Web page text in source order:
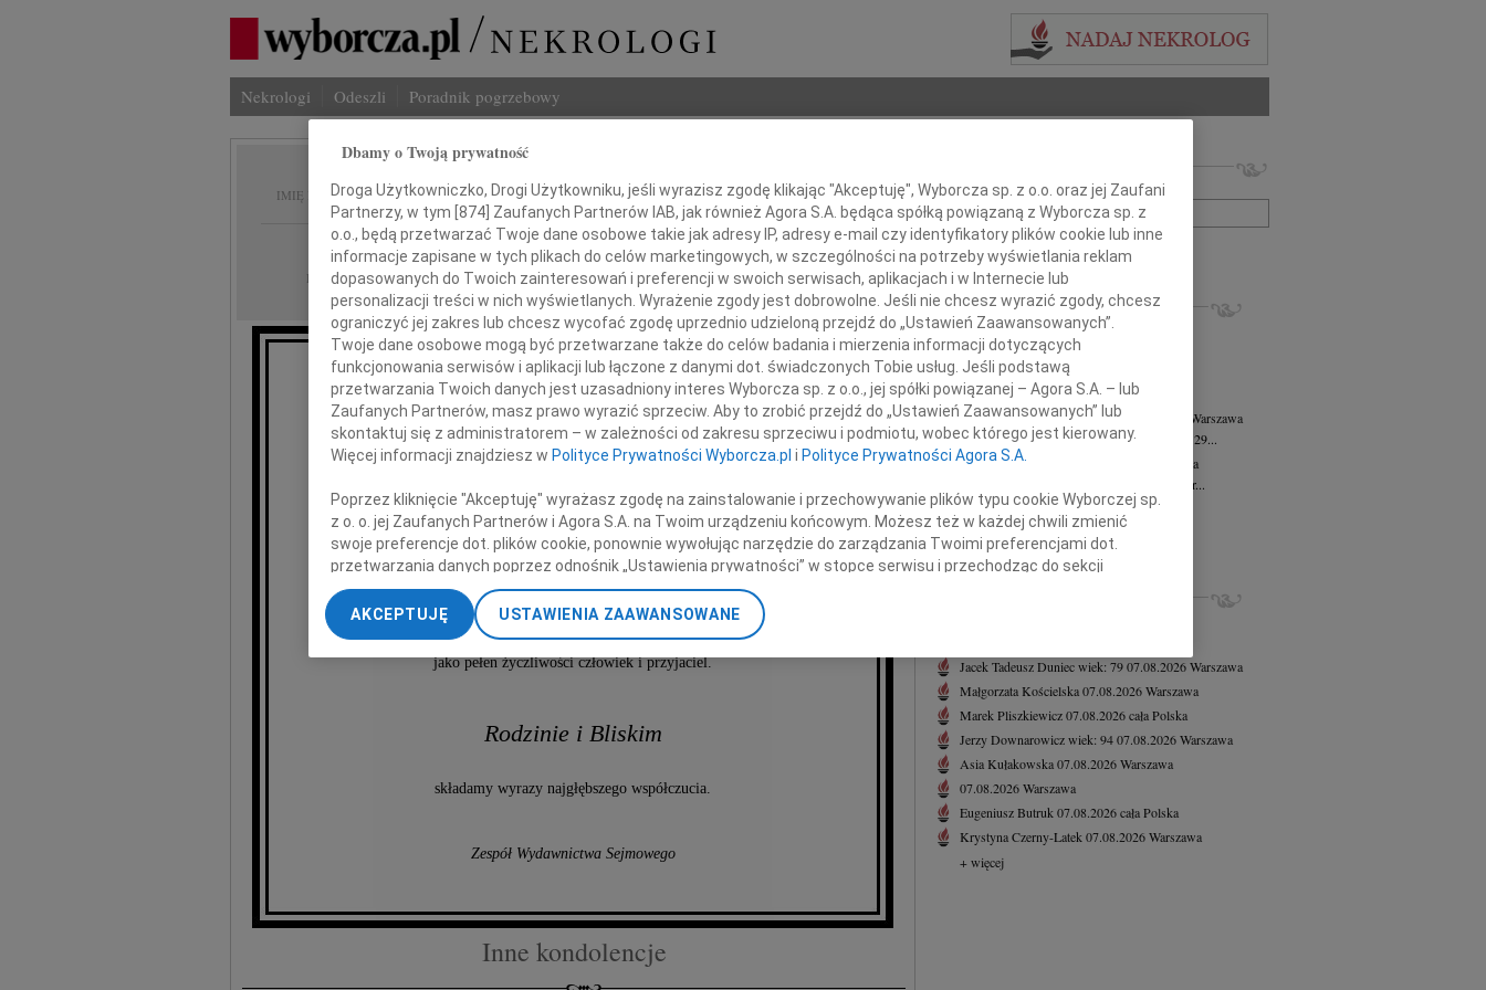
Nekrologi Odeszli Poradnik pogrzebowy
IMIĘ I NAZWISKO: Krzysztof Anuszewski
REGION: Warszawa
DATA EMISJI: 08.05.2026
Z głębokim żalem żegnamy naszego drogiego kolegę,
Krzysztofa Anuszewskiego
Pozostanie w naszej pamięci
jako pełen życzliwości człowiek i przyjaciel.
Rodzinie i Bliskim
składamy wyrazy najgłębszego współczucia.
Zespół Wydawnictwa Sejmowego
Inne kondolencje
Imię i nazwisko lub numer ogłoszenia:
+ szukanie zaawansowane
INNE NEKROLOGI
07.08.2026Warszawa
Dziekanie Wydziału dr hab. Julii Kubisie,...
07.08.2026Warszawa
Naszej kochanej i dzielnej Marylce Butruk...
Jacek Tadeusz Duniecwiek: 79
Warszawa
Z wielkim żalem przyjęliśmy wiadomość, że 29...
Małgorzata Kościelska
Warszawa
W dniu 3 sierpnia 2026 roku zmarła Profesor...
07.08.2026Warszawa
Serdeczne wyrazy współczucia dla...
+ więcej
Jacek Tadeusz Duniecwiek: 7907.08.2026Warszawa
Małgorzata Kościelska07.08.2026Warszawa
Marek Pliszkiewicz07.08.2026cała Polska
Jerzy Downarowiczwiek: 9407.08.2026Warszawa
Asia Kułakowska07.08.2026Warszawa
07.08.2026Warszawa
Eugeniusz Butruk 07.08.2026cała Polska
Krystyna Czerny-Latek 07.08.2026Warszawa
+ więcej
Dbamy o Twoją prywatność
Droga Użytkowniczko, Drogi Użytkowniku, jeśli wyrazisz zgodę klikając "Akceptuję", Wyborcza sp. z o.o. oraz jej Zaufani
Partnerzy, w tym [ 874 ] Zaufanych Partnerów IAB, jak również Agora S.A. będąca spółką powiązaną z Wyborcza sp. z
o.o., będą przetwarzać Twoje dane osobowe takie jak adresy IP, adresy e-mail czy identyfikatory plików cookie lub inne
informacje zapisane w tych plikach do celów marketingowych, w szczególności na potrzeby wyświetlania reklam
dopasowanych do Twoich zainteresowań i preferencji w swoich serwisach, aplikacjach i w Internecie lub
personalizacji treści w nich wyświetlanych. Wyrażenie zgody jest dobrowolne. Jeśli nie chcesz wyrazić zgody, chcesz
ograniczyć jej zakres lub chcesz wycofać zgodę uprzednio udzieloną przejdź do „Ustawień Zaawansowanych”.
Twoje dane osobowe mogą być przetwarzane także do celów badania i mierzenia informacji dotyczących
funkcjonowania serwisów i aplikacji lub łączone z danymi dot. świadczonych Tobie usług. Jeśli podstawą
przetwarzania Twoich danych jest uzasadniony interes Wyborcza sp. z o.o., jej spółki powiązanej – Agora S.A. – lub
Zaufanych Partnerów, masz prawo wyrazić sprzeciw. Aby to zrobić przejdź do „Ustawień Zaawansowanych” lub
skontaktuj się z administratorem – w zależności od zakresu sprzeciwu i podmiotu, wobec którego jest kierowany.
Więcej informacji znajdziesz w Polityce Prywatności Wyborcza.pl i Polityce Prywatności Agora S.A.
Poprzez kliknięcie "Akceptuję" wyrażasz zgodę na zainstalowanie i przechowywanie plików typu cookie Wyborczej sp.
z o. o. jej Zaufanych Partnerów i Agora S.A. na Twoim urządzeniu końcowym. Możesz też w każdej chwili zmienić
swoje preferencje dot. plików cookie, ponownie wywołując narzędzie do zarządzania Twoimi preferencjami dot.
przetwarzania danych poprzez odnośnik „Ustawienia prywatności” w stopce serwisu i przechodząc do sekcji
„Ustawienia zaawansowane”. Zmiana ustawień plików cookie możliwa jest także za pomocą ustawień przeglądarki.
My, nasi Zaufani Partnerzy i Agora S.A. możemy przetwarzać dane osobowe w następujących celach:
dokładnych danych geolokalizacyjnych. Aktywne skanowanie charakterystyki urządzenia do celów identyfikacji.
Przechowywanie informacji na urządzeniu lub dostęp do nich. Spersonalizowane reklamy i treści, pomiar reklam i
USTAWIENIA ZAAWANSOWANE
AKCEPTUJĘ